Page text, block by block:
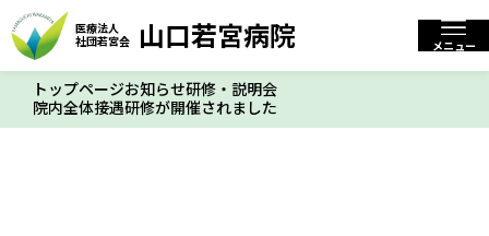
社団若宮会
山口若宮病院 閉じる
文字サイズ 標準 拡大
医療法人
社団若宮会
山口若宮病院 メニュー
トップページお知らせ研修・説明会
院内全体接遇研修が開催されました